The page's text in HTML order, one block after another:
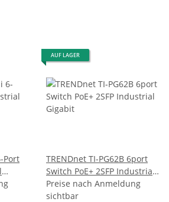
Port
AUF LAGER
TRENDnet TI-PG62B 6port
Switch PoE+ 2SFP Industrial
Gigabit
Preise nach Anmeldung
sichtbar